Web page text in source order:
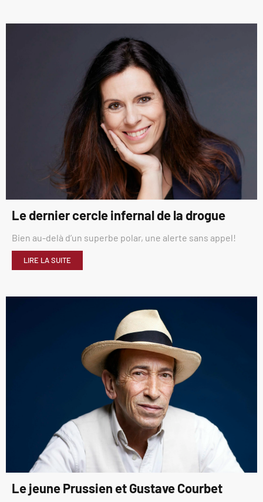
Le dernier cercle infernal de la drogue
Bien au-delà d’un superbe polar, une alerte sans appel!
LIRE LA SUITE
Le jeune Prussien et Gustave Courbet